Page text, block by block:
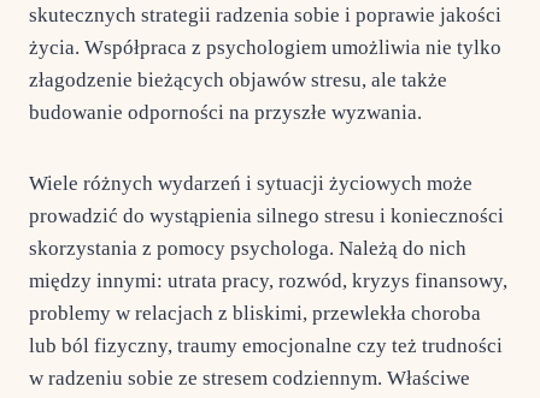
skutecznych strategii radzenia sobie i poprawie jakości
życia. Współpraca z psychologiem umożliwia nie tylko
złagodzenie bieżących objawów stresu, ale także
budowanie odporności na przyszłe wyzwania.
Wiele różnych wydarzeń i sytuacji życiowych może
prowadzić do wystąpienia silnego stresu i konieczności
skorzystania z pomocy psychologa. Należą do nich
między innymi: utrata pracy, rozwód, kryzys finansowy,
problemy w relacjach z bliskimi, przewlekła choroba
lub ból fizyczny, traumy emocjonalne czy też trudności
w radzeniu sobie ze stresem codziennym. Właściwe